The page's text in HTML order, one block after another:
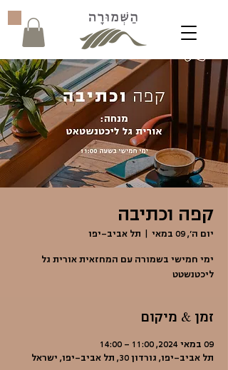
קפה וכתיבה
יום ה׳, 09 במאי תל אביב-יפו
ימי חמישי בשמורה עם המחזאית אורית גל
ליכטנשטט
זמן & מיקום
09 במאי 2024, 11:00 – 14:00
תל אביב-יפו, גורדון 30, תל אביב-יפו, ישראל